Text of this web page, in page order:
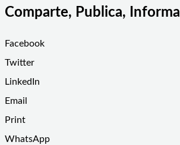
Comparte, Publica, Informa
Facebook
Twitter
LinkedIn
Email
Print
WhatsApp